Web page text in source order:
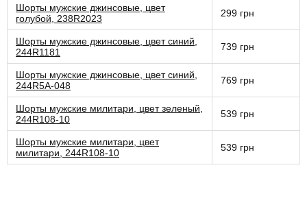
Шорты мужские джинсовые, цвет
голубой, 238R2023
299 грн
Шорты мужские джинсовые, цвет синий,
244R1181
739 грн
Шорты мужские джинсовые, цвет синий,
244R5A-048
769 грн
Шорты мужские милитари, цвет зеленый,
244R108-10
539 грн
Шорты мужские милитари, цвет
милитари, 244R108-10
539 грн